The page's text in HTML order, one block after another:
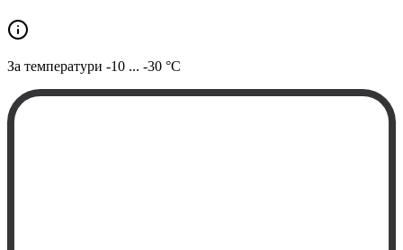
За температури -10 ... -30 °C